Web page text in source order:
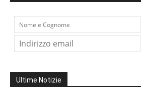
Ultime Notizie